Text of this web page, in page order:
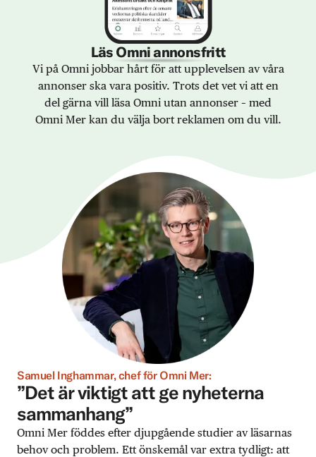
Läs Omni annonsfritt
Vi på Omni jobbar hårt för att upplevelsen av våra
annonser ska vara positiv. Trots det vet vi att en
del gärna vill läsa Omni utan annonser – med
Omni Mer kan du välja bort reklamen om du vill.
Samuel Inghammar, chef för Omni Mer:
”Det är viktigt att ge nyheterna
sammanhang”
Omni Mer föddes efter djupgående studier av läsarnas
behov och problem. Ett önskemål var extra tydligt: att